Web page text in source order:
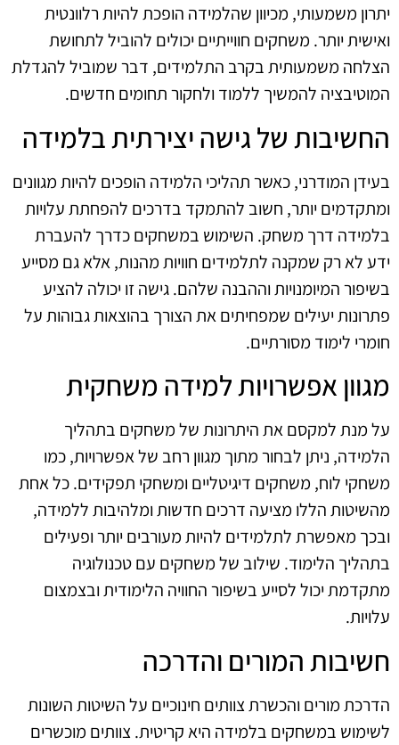
יתרון משמעותי, מכיוון שהלמידה הופכת להיות רלוונטית
ואישית יותר. משחקים חווייתיים יכולים להוביל לתחושת
הצלחה משמעותית בקרב התלמידים, דבר שמוביל להגדלת
המוטיבציה להמשיך ללמוד ולחקור תחומים חדשים.
החשיבות של גישה יצירתית בלמידה
בעידן המודרני, כאשר תהליכי הלמידה הופכים להיות מגוונים
ומתקדמים יותר, חשוב להתמקד בדרכים להפחתת עלויות
בלמידה דרך משחק. השימוש במשחקים כדרך להעברת
ידע לא רק שמקנה לתלמידים חוויות מהנות, אלא גם מסייע
בשיפור המיומנויות וההבנה שלהם. גישה זו יכולה להציע
פתרונות יעילים שמפחיתים את הצורך בהוצאות גבוהות על
חומרי לימוד מסורתיים.
מגוון אפשרויות למידה משחקית
על מנת למקסם את היתרונות של משחקים בתהליך
הלמידה, ניתן לבחור מתוך מגוון רחב של אפשרויות, כמו
משחקי לוח, משחקים דיגיטליים ומשחקי תפקידים. כל אחת
מהשיטות הללו מציעה דרכים חדשות ומלהיבות ללמידה,
ובכך מאפשרת לתלמידים להיות מעורבים יותר ופעילים
בתהליך הלימוד. שילוב של משחקים עם טכנולוגיה
מתקדמת יכול לסייע בשיפור החוויה הלימודית ובצמצום
עלויות.
חשיבות המורים והדרכה
הדרכת מורים והכשרת צוותים חינוכיים על השיטות השונות
לשימוש במשחקים בלמידה היא קריטית. צוותים מוכשרים